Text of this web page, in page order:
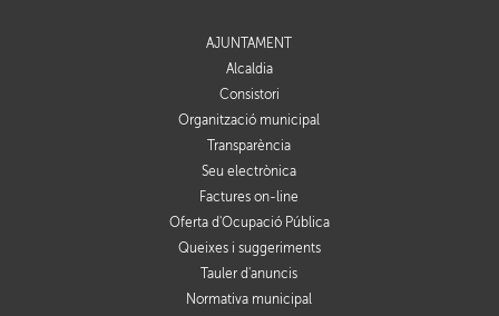
AJUNTAMENT
Alcaldia
Consistori
Organització municipal
Transparència
Seu electrònica
Factures on-line
Oferta d'Ocupació Pública
Queixes i suggeriments
Tauler d'anuncis
Normativa municipal